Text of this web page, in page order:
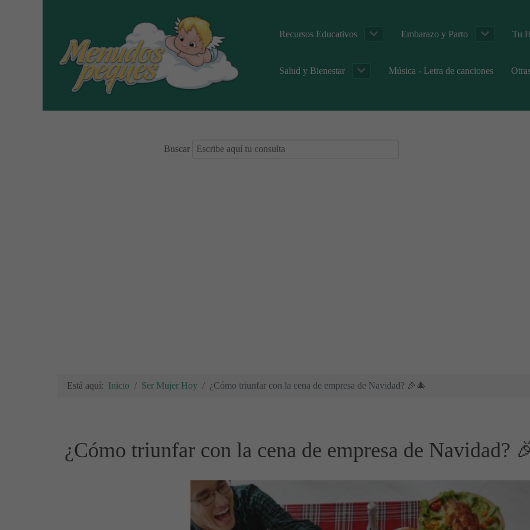
Recursos Educativos Embarazo y Parto Tu
Salud y Bienestar Música - Letra de canciones
Buscar
Está aquí: Inicio Ser Mujer Hoy ¿Cómo triunfar con la cena de empresa de Navidad? 🎉🎄
¿Cómo triunfar con la cena de empresa de Navidad?